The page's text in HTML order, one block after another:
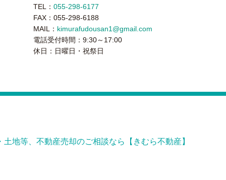
TEL： 055-298-6177
FAX：055-298-6188
MAIL： kimurafudousan1@gmail.com
電話受付時間：9:30～17:00
休日：日曜日・祝祭日
地等、不動産売却のご相談なら【きむら不動産】